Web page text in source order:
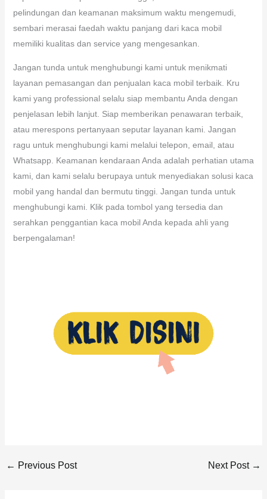
pelindungan dan keamanan maksimum waktu mengemudi,
sembari merasai faedah waktu panjang dari kaca mobil
memiliki kualitas dan service yang mengesankan.
Jangan tunda untuk menghubungi kami untuk menikmati
layanan pemasangan dan penjualan kaca mobil terbaik. Kru
kami yang professional selalu siap membantu Anda dengan
penjelasan lebih lanjut. Siap memberikan penawaran terbaik,
atau merespons pertanyaan seputar layanan kami. Jangan
ragu untuk menghubungi kami melalui telepon, email, atau
Whatsapp. Keamanan kendaraan Anda adalah perhatian utama
kami, dan kami selalu berupaya untuk menyediakan solusi kaca
mobil yang handal dan bermutu tinggi. Jangan tunda untuk
menghubungi kami. Klik pada tombol yang tersedia dan
serahkan penggantian kaca mobil Anda kepada ahli yang
berpengalaman!
← Previous Post Next Post →